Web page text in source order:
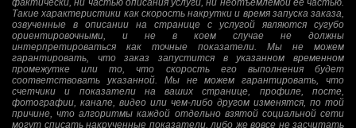
фактически, ни частью описания услуги, ни неотъемлемой её частью.
Такие характеристики как скорость накрутки и время запуска заказа,
озвученные в описании на странице с услугой являются сугубо
ориентировочными, и не в коем случае не должны
интерпретироваться как точные показатели. Мы не можем
гарантировать, что заказ запустится в указанном временном
промежутке или то, что скорость его выполнения будет
соответствовать указанной. Мы не можем гарантировать, что
счетчики и показатели на ваших странице, профиле, посте,
фотографии, канале, видео или чем-либо другом изменятся, по той
причине, что алгоритмы каждой отдельно взятой социальной сети
могут списать накрученные показатели, либо же вовсе не засчитать